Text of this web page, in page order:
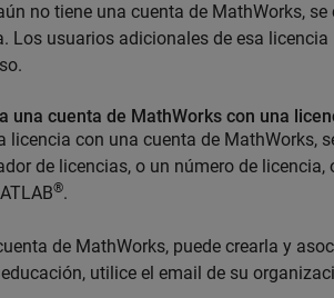
no tiene una cuenta de MathWorks,
Los usuarios adicionales de esa
una cuenta de MathWorks con una
licencia con una cuenta de MathWorks,
de licencias, o un número de
®.
de MathWorks, puede crearla y
utilice el email de su